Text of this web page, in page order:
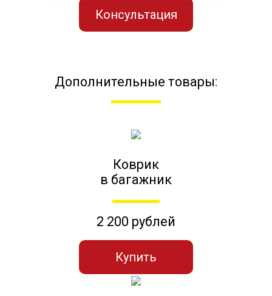
Консультация
Дополнительные товары:
Коврик
в багажник
2 200 рублей
Купить